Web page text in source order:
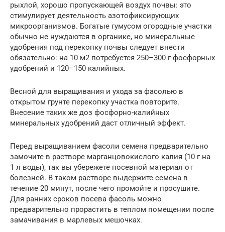
рыхлой, хорошо пропускающей воздух почвы: это
стимулирует деятельность азотофиксирующих
микроорганизмов. Богатые гумусом огородные участки
обычно не нуждаются в органике, но минеральные
удобрения под перекопку почвы следует внести
обязательно: на 10 м2 потребуется 250–300 г фосфорных
удобрений и 120–150 калийных.
Весной для выращивания и ухода за фасолью в
открытом грунте перекопку участка повторите.
Внесение таких же доз фосфорно-калийных
минеральных удобрений даст отличный эффект.
Перед выращиванием фасоли семена предварительно
замочите в растворе марганцовокислого калия (10 г на
1 л воды), так вы убережете посевной материал от
болезней. В таком растворе выдержите семена в
течение 20 минут, после чего промойте и просушите.
Для ранних сроков посева фасоль можно
предварительно прорастить в теплом помещении после
замачивания в марлевых мешочках.